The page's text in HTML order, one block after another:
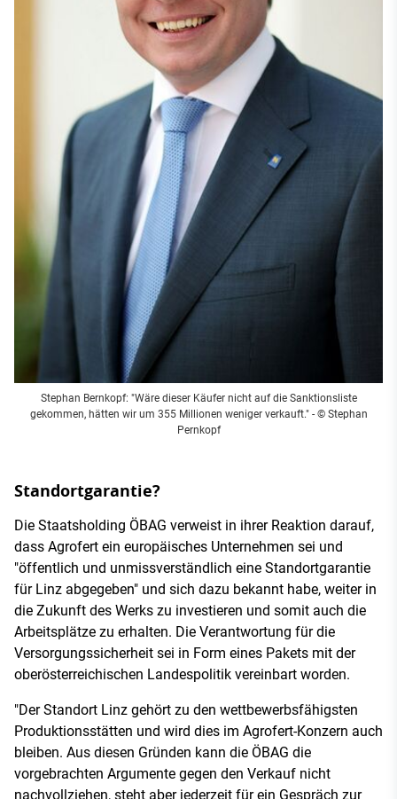
Stephan Bernkopf: "Wäre dieser Käufer nicht auf die Sanktionsliste
gekommen, hätten wir um 355 Millionen weniger verkauft." - © Stephan
Pernkopf
Standortgarantie?
Die Staatsholding ÖBAG verweist in ihrer Reaktion darauf,
dass Agrofert ein europäisches Unternehmen sei und
"öffentlich und unmissverständlich eine Standortgarantie
für Linz abgegeben" und sich dazu bekannt habe, weiter in
die Zukunft des Werks zu investieren und somit auch die
Arbeitsplätze zu erhalten. Die Verantwortung für die
Versorgungssicherheit sei in Form eines Pakets mit der
oberösterreichischen Landespolitik vereinbart worden.
"Der Standort Linz gehört zu den wettbewerbsfähigsten
Produktionsstätten und wird dies im Agrofert-Konzern auch
bleiben. Aus diesen Gründen kann die ÖBAG die
vorgebrachten Argumente gegen den Verkauf nicht
nachvollziehen, steht aber jederzeit für ein Gespräch zur